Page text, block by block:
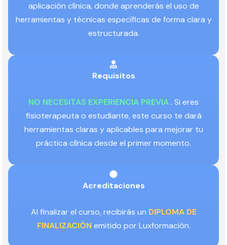
aplicación clínica, donde aprenderás el uso de
herramientas y técnicas específicas de forma clara y
estructurada.
Requisitos
NO NECESITAS EXPERIENCIA PREVIA . Si eres
fisioterapeuta o estudiante, este curso te dará
herramientas claras y aplicables para mejorar tu
práctica clínica desde el primer momento.
Acreditaciones
Al finalizar el curso, recibirás un DIPLOMA DE
FINALIZACIÓNemitido por Luxformación.